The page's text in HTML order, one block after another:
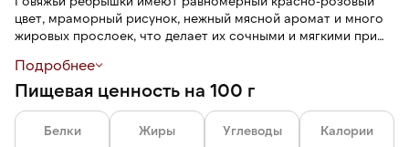
цвет, мраморный рисунок, нежный мясной аромат и много
жировых прослоек, что делает их сочными и мягкими при
варки. Ребрышки можно готовить на гриле и запекать с
различными соусами и специями. Вакуумная упаковка
защищает продукт от влаги, внешних воздействий и воздуха,
что позволяет продлить срок его хранения.
Подробнее
Пищевая ценность на 100 г
Белки Жиры Углеводы Калории